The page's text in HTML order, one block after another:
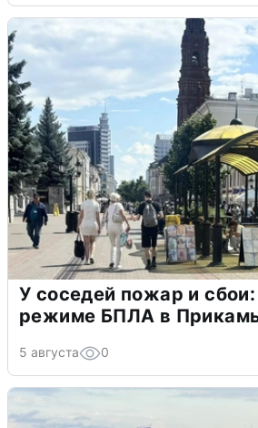
У соседей пожар и
режиме БПЛА в
5 августа 0